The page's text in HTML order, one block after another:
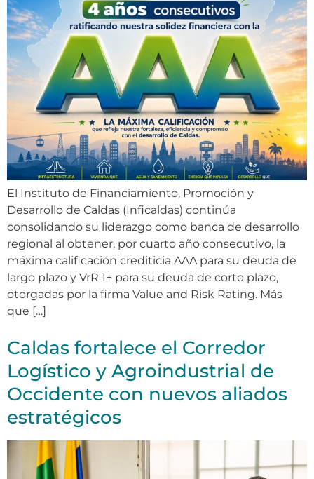
El Instituto de Financiamiento, Promoción y
Desarrollo de Caldas (Inficaldas) continúa
consolidando su liderazgo como banca de desarrollo
regional al obtener, por cuarto año consecutivo, la
máxima calificación crediticia AAA para su deuda de
largo plazo y VrR 1+ para su deuda de corto plazo,
otorgadas por la firma Value and Risk Rating. Más
que […]
Caldas fortalece el Corredor
Logístico y Agroindustrial de
Occidente con nuevos aliados
estratégicos